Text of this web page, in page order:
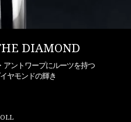
DIAMOND
ントワープにルーツを持つ
ヤモンドの輝き